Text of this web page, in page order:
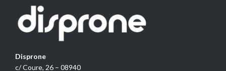
Disprone
c/ Coure, 26 – 08940